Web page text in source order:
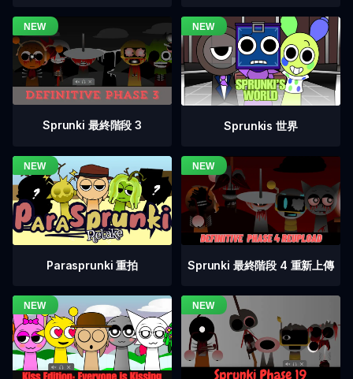
Sprunki 最終階段 3 Sprunkis 世界
Parasprunki 重拍 Sprunki 最終階段 4 重新上傳